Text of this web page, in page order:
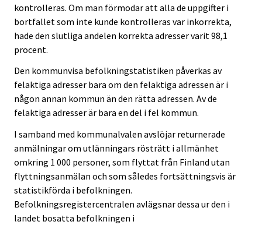
kontrolleras. Om man förmodar att alla de uppgifter i
bortfallet som inte kunde kontrolleras var inkorrekta,
hade den slutliga andelen korrekta adresser varit 98,1
procent.
Den kommunvisa befolkningstatistiken påverkas av
felaktiga adresser bara om den felaktiga adressen är i
någon annan kommun än den rätta adressen. Av de
felaktiga adresser är bara en del i fel kommun.
I samband med kommunalvalen avslöjar returnerade
anmälningar om utlänningars rösträtt i allmänhet
omkring 1 000 personer, som flyttat från Finland utan
flyttningsanmälan och som således fortsättningsvis är
statistikförda i befolkningen.
Befolkningsregistercentralen avlägsnar dessa ur den i
landet bosatta befolkningen i